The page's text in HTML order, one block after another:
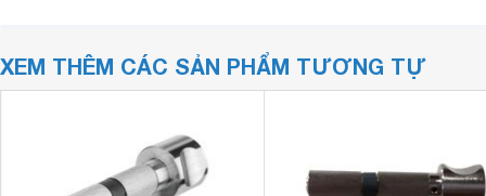
XEM THÊM CÁC SẢN PHẨM TƯƠNG TỰ